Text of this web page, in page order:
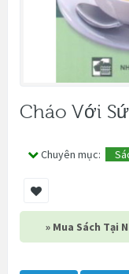
Cháo Với
Chuyên mục:
» Mua Sách Tại